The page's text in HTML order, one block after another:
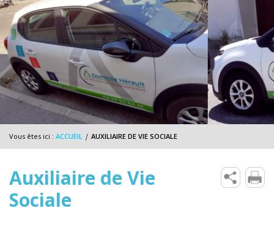
Vous êtes ici : ACCUEIL | AUXILIAIRE DE VIE SOCIALE
Auxiliaire de Vie
Sociale